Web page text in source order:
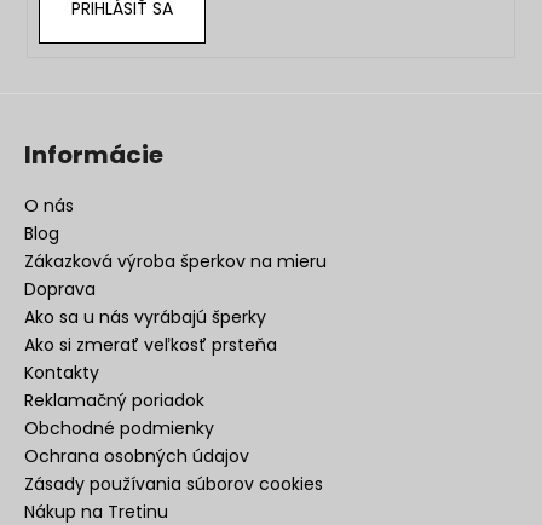
PRIHLÁSIŤ SA
Informácie
O nás
Blog
Zákazková výroba šperkov na mieru
Doprava
Ako sa u nás vyrábajú šperky
Ako si zmerať veľkosť prsteňa
Kontakty
Reklamačný poriadok
Obchodné podmienky
Ochrana osobných údajov
Zásady používania súborov cookies
Nákup na Tretinu